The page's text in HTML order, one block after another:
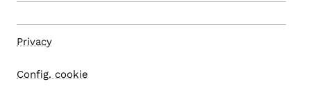
Privacy
Config. cookie